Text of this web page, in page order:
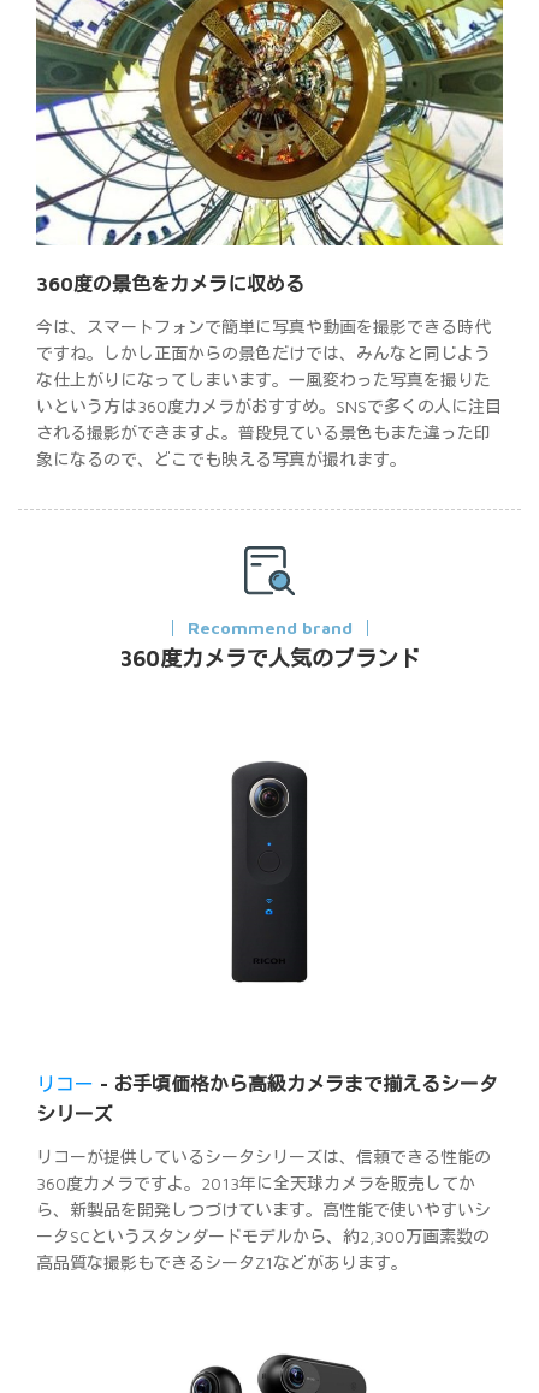
360度の景色をカメラに収める
今は、スマートフォンで簡単に写真や動画を撮影できる時代
ですね。しかし正面からの景色だけでは、みんなと同じよう
な仕上がりになってしまいます。一風変わった写真を撮りた
いという方は360度カメラがおすすめ。SNSで多くの人に注目
される撮影ができますよ。普段見ている景色もまた違った印
象になるので、どこでも映える写真が撮れます。
Recommend brand
360度カメラで人気のブランド
リコー - お手頃価格から高級カメラまで揃えるシータ
シリーズ
リコーが提供しているシータシリーズは、信頼できる性能の
360度カメラですよ。2013年に全天球カメラを販売してか
ら、新製品を開発しつづけています。高性能で使いやすいシ
ータSCというスタンダードモデルから、約2,300万画素数の
高品質な撮影もできるシータZ1などがあります。